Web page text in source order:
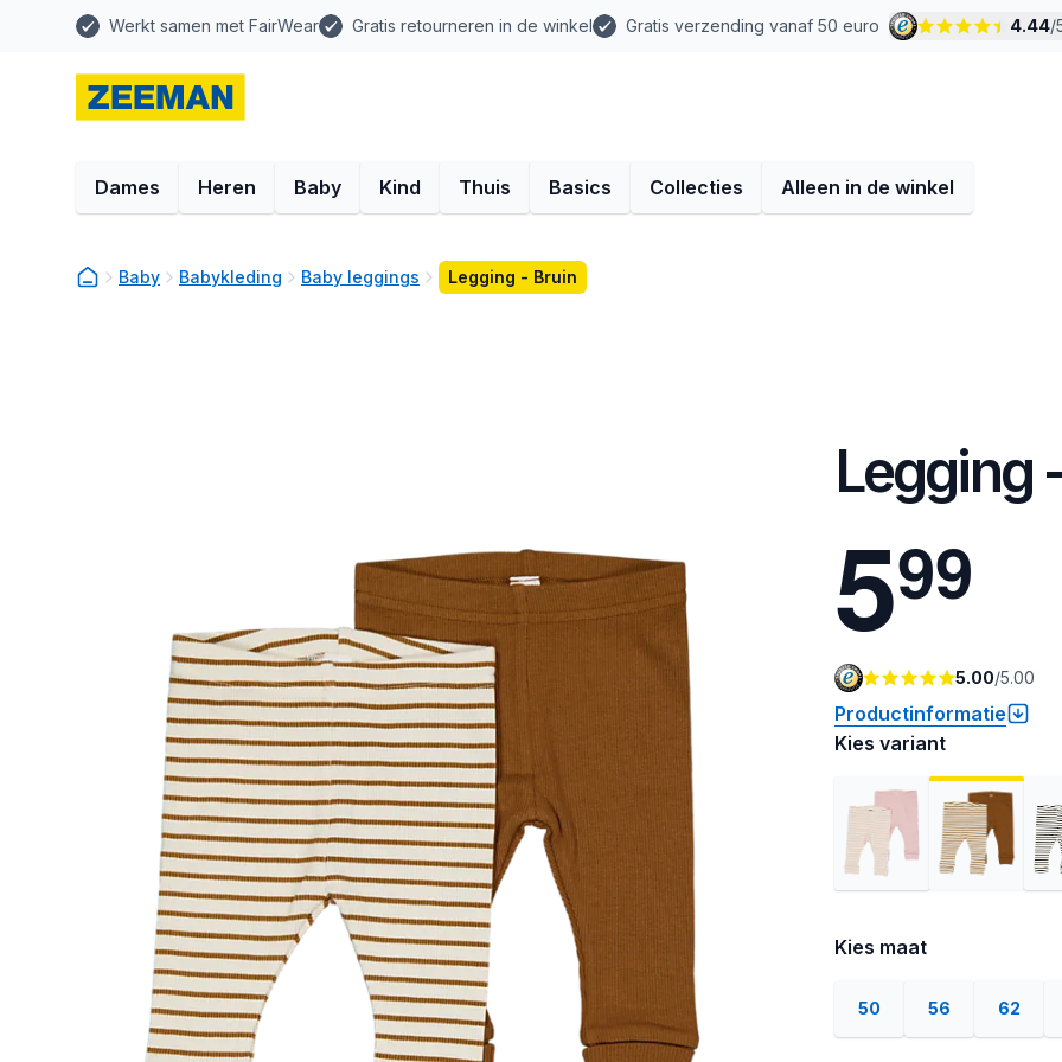
Werkt samen met FairWear Gratis retourneren in de winkel Gratis verzending vanaf 50 euro 4.44/
Dames Heren Baby Kind Thuis Basics Collecties Alleen in de winkel
Baby Babykleding Baby leggings Legging - Bruin
Legging
599
5.00/5.00
Productinformatie
Kies variant
Kies maat
50 56 62